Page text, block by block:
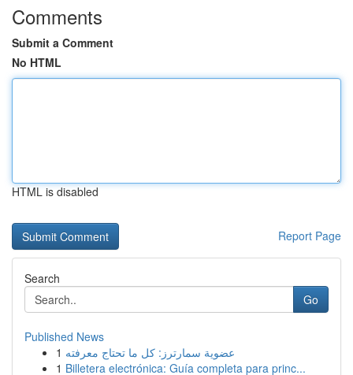
Comments
Submit a Comment
No HTML
HTML is disabled
Report Page
Search
Go
Published News
1 عضوية سمارترز: كل ما تحتاج معرفته
1 Billetera electrónica: Guía completa para princ...